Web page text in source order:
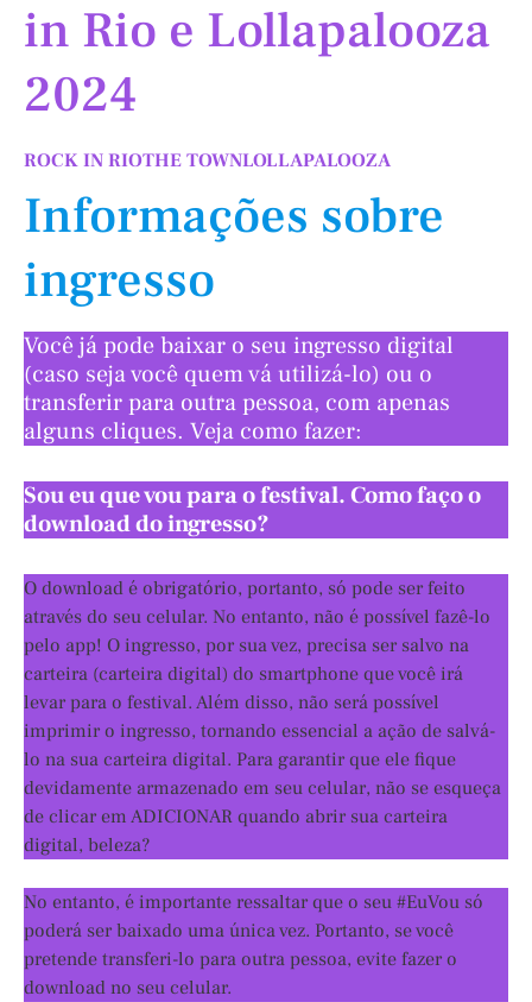
in Rio e Lollapalooza
2024
ROCK IN RIOTHE TOWNLOLLAPALOOZA
Informações sobre
ingresso
Você já pode baixar o seu ingresso digital
(caso seja você quem vá utilizá-lo) ou o
transferir para outra pessoa, com apenas
alguns cliques. Veja como fazer:
Sou eu que vou para o festival. Como faço o
download do ingresso?
O download é obrigatório, portanto, só pode ser feito
através do seu celular. No entanto, não é possível fazê-lo
pelo app! O ingresso, por sua vez, precisa ser salvo na
carteira (carteira digital) do smartphone que você irá
levar para o festival. Além disso, não será possível
imprimir o ingresso, tornando essencial a ação de salvá-
lo na sua carteira digital. Para garantir que ele fique
devidamente armazenado em seu celular, não se esqueça
de clicar em ADICIONAR quando abrir sua carteira
digital, beleza?
No entanto, é importante ressaltar que o seu #EuVou só
poderá ser baixado uma única vez. Portanto, se você
pretende transferi-lo para outra pessoa, evite fazer o
download no seu celular.